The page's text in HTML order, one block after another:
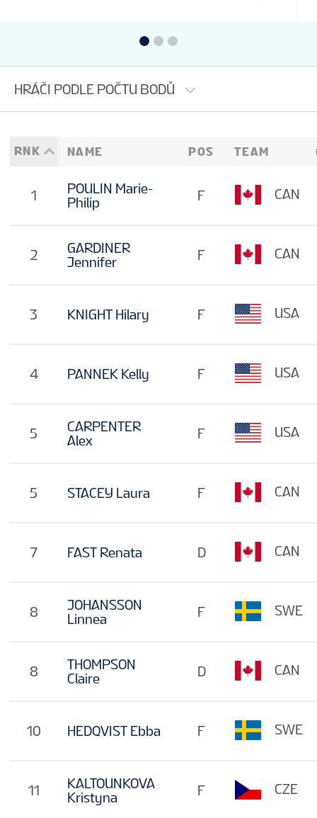
INFORMACE O TURNAJI
CZ
HRÁČI PODLE POČTU BODŮ
RNK NAME
1
POULIN Marie-
Philip
2
GARDINER
Jennifer
3 KNIGHT Hilary
4 PANNEK Kelly
5
CARPENTER
Alex
5 STACEY Laura
7 FAST Renata
8
JOHANSSON
Linnea
8
THOMPSON
Claire
10 HEDQVIST Ebba
11
KALTOUNKOVA
Kristyna
POS TEAM
F CAN
F CAN
F USA
F USA
F USA
F CAN
D CAN
F SWE
D CAN
F SWE
F CZE